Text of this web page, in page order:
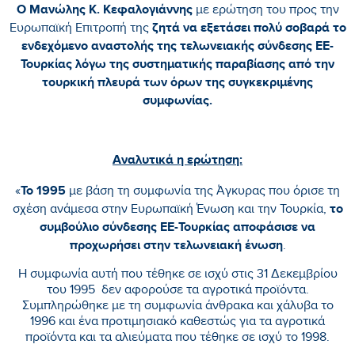
Ο Μανώλης Κ. Κεφαλογιάννηςμε ερώτηση του προς την
Ευρωπαϊκή Επιτροπή τηςζητά να εξετάσει πολύ σοβαρά το
ενδεχόμενο αναστολής της τελωνειακής σύνδεσης ΕΕ-
Τουρκίας λόγω της συστηματικής παραβίασης από την
τουρκική πλευρά των όρων της συγκεκριμένης
συμφωνίας.
Αναλυτικά η ερώτηση:
«Το 1995 με βάση τη συμφωνία της Άγκυρας που όρισε τη
σχέση ανάμεσα στην Ευρωπαϊκή Ένωση και την Τουρκία, το
συμβούλιο σύνδεσης ΕΕ-Τουρκίας αποφάσισε να
προχωρήσει στην τελωνειακή ένωση.
Η συμφωνία αυτή που τέθηκε σε ισχύ στις 31 Δεκεμβρίου
του 1995 δεν αφορούσε τα αγροτικά προϊόντα.
Συμπληρώθηκε με τη συμφωνία άνθρακα και χάλυβα το
1996 και ένα προτιμησιακό καθεστώς για τα αγροτικά
προϊόντα και τα αλιεύματα που τέθηκε σε ισχύ το 1998.